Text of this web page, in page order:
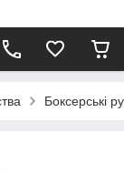
Боксерські